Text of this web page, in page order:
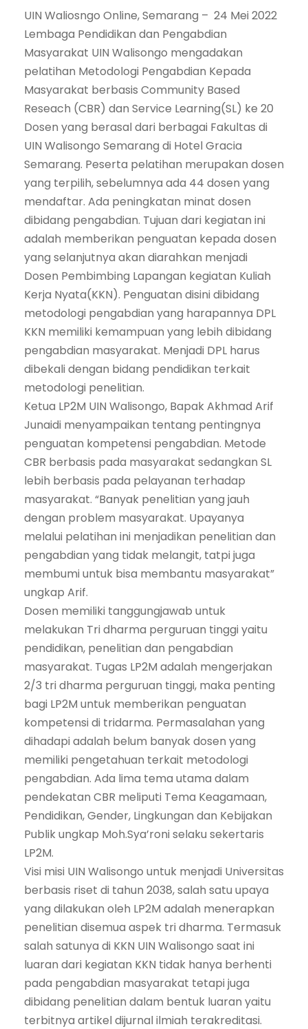
UIN Waliosngo Online, Semarang – 24 Mei 2022
Lembaga Pendidikan dan Pengabdian
Masyarakat UIN Walisongo mengadakan
pelatihan Metodologi Pengabdian Kepada
Masyarakat berbasis Community Based
Reseach (CBR) dan Service Learning(SL) ke 20
Dosen yang berasal dari berbagai Fakultas di
UIN Walisongo Semarang di Hotel Gracia
Semarang. Peserta pelatihan merupakan dosen
yang terpilih, sebelumnya ada 44 dosen yang
mendaftar. Ada peningkatan minat dosen
dibidang pengabdian. Tujuan dari kegiatan ini
adalah memberikan penguatan kepada dosen
yang selanjutnya akan diarahkan menjadi
Dosen Pembimbing Lapangan kegiatan Kuliah
Kerja Nyata(KKN). Penguatan disini dibidang
metodologi pengabdian yang harapannya DPL
KKN memiliki kemampuan yang lebih dibidang
pengabdian masyarakat. Menjadi DPL harus
dibekali dengan bidang pendidikan terkait
metodologi penelitian.
Ketua LP2M UIN Walisongo, Bapak Akhmad Arif
Junaidi menyampaikan tentang pentingnya
penguatan kompetensi pengabdian. Metode
CBR berbasis pada masyarakat sedangkan SL
lebih berbasis pada pelayanan terhadap
masyarakat. “Banyak penelitian yang jauh
dengan problem masyarakat. Upayanya
melalui pelatihan ini menjadikan penelitian dan
pengabdian yang tidak melangit, tatpi juga
membumi untuk bisa membantu masyarakat”
ungkap Arif.
Dosen memiliki tanggungjawab untuk
melakukan Tri dharma perguruan tinggi yaitu
pendidikan, penelitian dan pengabdian
masyarakat. Tugas LP2M adalah mengerjakan
2/3 tri dharma perguruan tinggi, maka penting
bagi LP2M untuk memberikan penguatan
kompetensi di tridarma. Permasalahan yang
dihadapi adalah belum banyak dosen yang
memiliki pengetahuan terkait metodologi
pengabdian. Ada lima tema utama dalam
pendekatan CBR meliputi Tema Keagamaan,
Pendidikan, Gender, Lingkungan dan Kebijakan
Publik ungkap Moh.Sya’roni selaku sekertaris
LP2M.
Visi misi UIN Walisongo untuk menjadi Universitas
berbasis riset di tahun 2038, salah satu upaya
yang dilakukan oleh LP2M adalah menerapkan
penelitian disemua aspek tri dharma. Termasuk
salah satunya di KKN UIN Walisongo saat ini
luaran dari kegiatan KKN tidak hanya berhenti
pada pengabdian masyarakat tetapi juga
dibidang penelitian dalam bentuk luaran yaitu
terbitnya artikel dijurnal ilmiah terakreditasi.